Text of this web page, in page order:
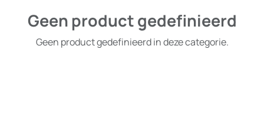
Geen product gedefinieerd
Geen product gedefinieerd in deze categorie.